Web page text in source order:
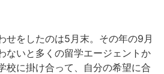
せをしたのは5月末。その年の9月
ないと多くの留学エージェントか
校に掛け合って、自分の希望に合